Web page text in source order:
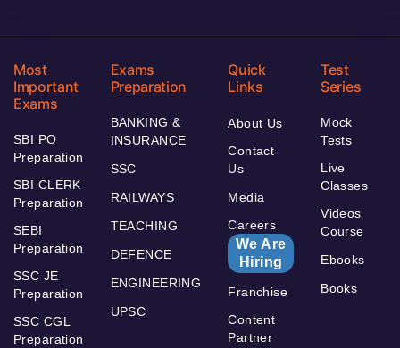
Most
Important
Exams
SBI PO
Preparation
SBI CLERK
Preparation
SEBI
Preparation
SSC JE
Preparation
SSC CGL
Preparation
Exams
Preparation
BANKING &
INSURANCE
SSC
RAILWAYS
TEACHING
DEFENCE
ENGINEERING
UPSC
Quick
Links
About Us
Contact
Us
Media
Careers
We Are
Hiring
Franchise
Content
Partner
Test
Series
Mock
Tests
Live
Classes
Videos
Course
Ebooks
Books